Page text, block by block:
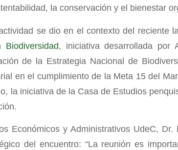
la conservación y el bienestar
se dio en el contexto del reciente
, iniciativa desarrollada por
de la Estrategia Nacional de
en el cumplimiento de la Meta 15 del
la iniciativa de la Casa de Estudios
Económicos y Administrativos UdeC, Dr.
del encuentro: “La reunión es